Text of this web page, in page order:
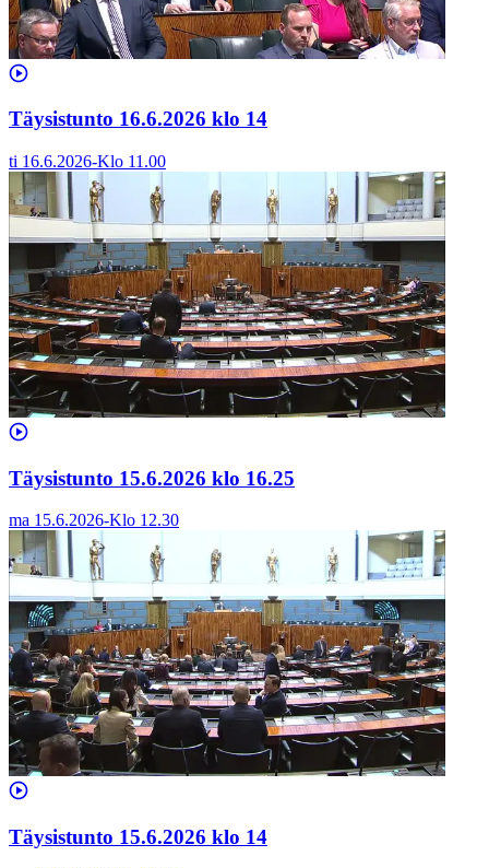
Täysistunto 16.6.2026 klo 14
ti 16.6.2026-Klo 11.00
Täysistunto 15.6.2026 klo 16.25
ma 15.6.2026-Klo 12.30
Täysistunto 15.6.2026 klo 14